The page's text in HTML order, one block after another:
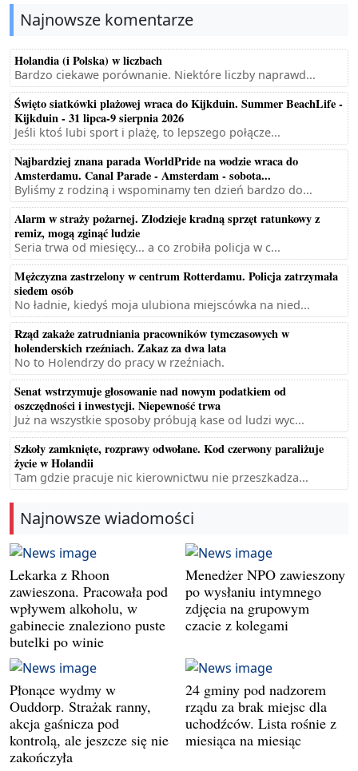
Najnowsze komentarze
Holandia (i Polska) w liczbach
Bardzo ciekawe porównanie. Niektóre liczby naprawd...
Święto siatkówki plażowej wraca do Kijkduin. Summer BeachLife -
Kijkduin - 31 lipca-9 sierpnia 2026
Jeśli ktoś lubi sport i plażę, to lepszego połącze...
Najbardziej znana parada WorldPride na wodzie wraca do
Amsterdamu. Canal Parade - Amsterdam - sobota...
Byliśmy z rodziną i wspominamy ten dzień bardzo do...
Alarm w straży pożarnej. Złodzieje kradną sprzęt ratunkowy z
remiz, mogą zginąć ludzie
Seria trwa od miesięcy... a co zrobiła policja w c...
Mężczyzna zastrzelony w centrum Rotterdamu. Policja zatrzymała
siedem osób
No ładnie, kiedyś moja ulubiona miejscówka na nied...
Rząd zakaże zatrudniania pracowników tymczasowych w
holenderskich rzeźniach. Zakaz za dwa lata
No to Holendrzy do pracy w rzeźniach.
Senat wstrzymuje głosowanie nad nowym podatkiem od
oszczędności i inwestycji. Niepewność trwa
Już na wszystkie sposoby próbują kase od ludzi wyc...
Szkoły zamknięte, rozprawy odwołane. Kod czerwony paraliżuje
życie w Holandii
Tam gdzie pracuje nic kierownictwu nie przeszkadza...
Najnowsze wiadomości
Lekarka z Rhoon
zawieszona. Pracowała pod
wpływem alkoholu, w
gabinecie znaleziono puste
butelki po winie
Menedżer NPO zawieszony
po wysłaniu intymnego
zdjęcia na grupowym
czacie z kolegami
Płonące wydmy w
Ouddorp. Strażak ranny,
akcja gaśnicza pod
kontrolą, ale jeszcze się nie
zakończyła
24 gminy pod nadzorem
rządu za brak miejsc dla
uchodźców. Lista rośnie z
miesiąca na miesiąc